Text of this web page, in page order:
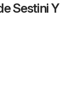
Sestini Y